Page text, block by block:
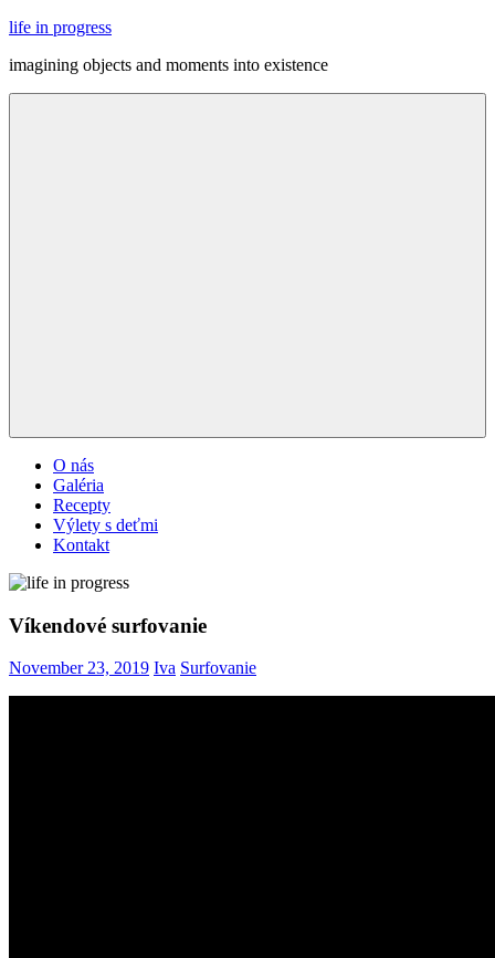
Skip
content
life in progress
imagining objects and moments into existence
O nás
Galéria
Recepty
Výlety s deťmi
Kontakt
Víkendové surfovanie
November 23, 2019 Iva Surfovanie